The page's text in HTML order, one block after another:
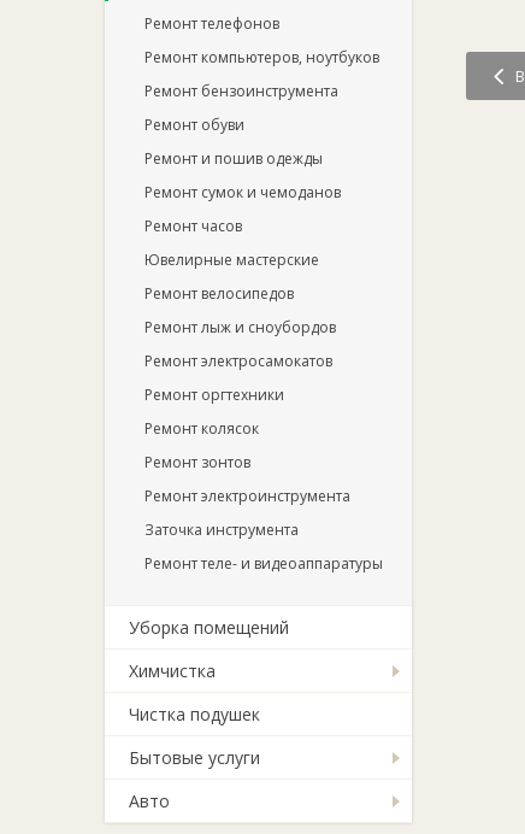
Ремонт телефонов
Ремонт компьютеров, ноутбуков
Ремонт бензоинструмента
Ремонт обуви
Ремонт и пошив одежды
Ремонт сумок и чемоданов
Ремонт часов
Ювелирные мастерские
Ремонт велосипедов
Ремонт лыж и сноубордов
Ремонт электросамокатов
Ремонт оргтехники
Ремонт колясок
Ремонт зонтов
Ремонт электроинструмента
Заточка инструмента
Ремонт теле- и видеоаппаратуры
Уборка помещений
Химчистка
Чистка подушек
Бытовые услуги
Авто